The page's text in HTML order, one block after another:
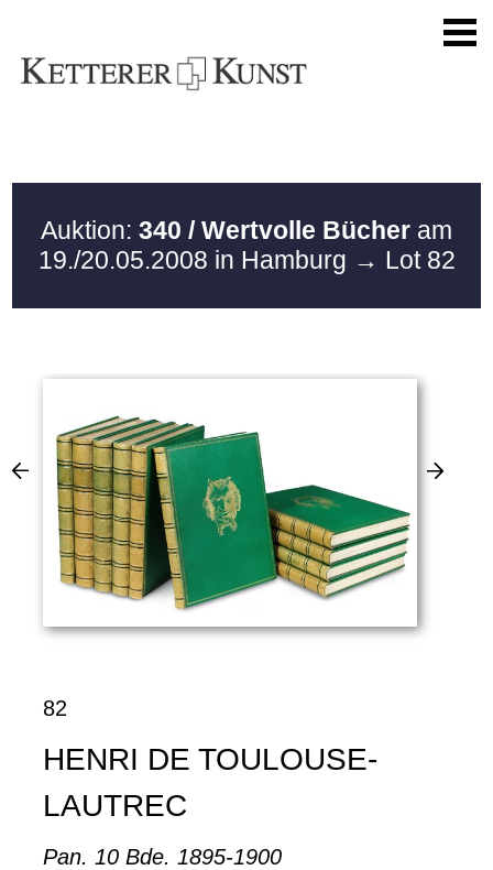
Auktion: 340 / Wertvolle Bücher am
19./20.05.2008 in Hamburg → Lot 82
82
HENRI DE TOULOUSE-
LAUTREC
Pan. 10 Bde. 1895-1900